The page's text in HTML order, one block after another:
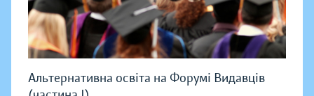
Альтернативна освіта на Форумі Видавців